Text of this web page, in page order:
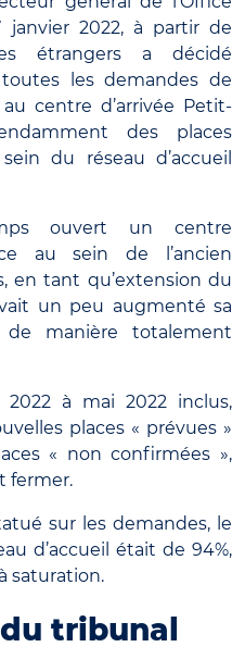
2022, à partir de
étrangers a décidé
les demandes de
centre d’arrivée Petit-
des places
du réseau d’accueil
ouvert un centre
au sein de l’ancien
en tant qu’extension du
un peu augmenté sa
de manière totalement
à mai 2022 inclus,
places « prévues »
« non confirmées »,
fermer.
sur les demandes, le
d’accueil était de 94%,
saturation.
tribunal